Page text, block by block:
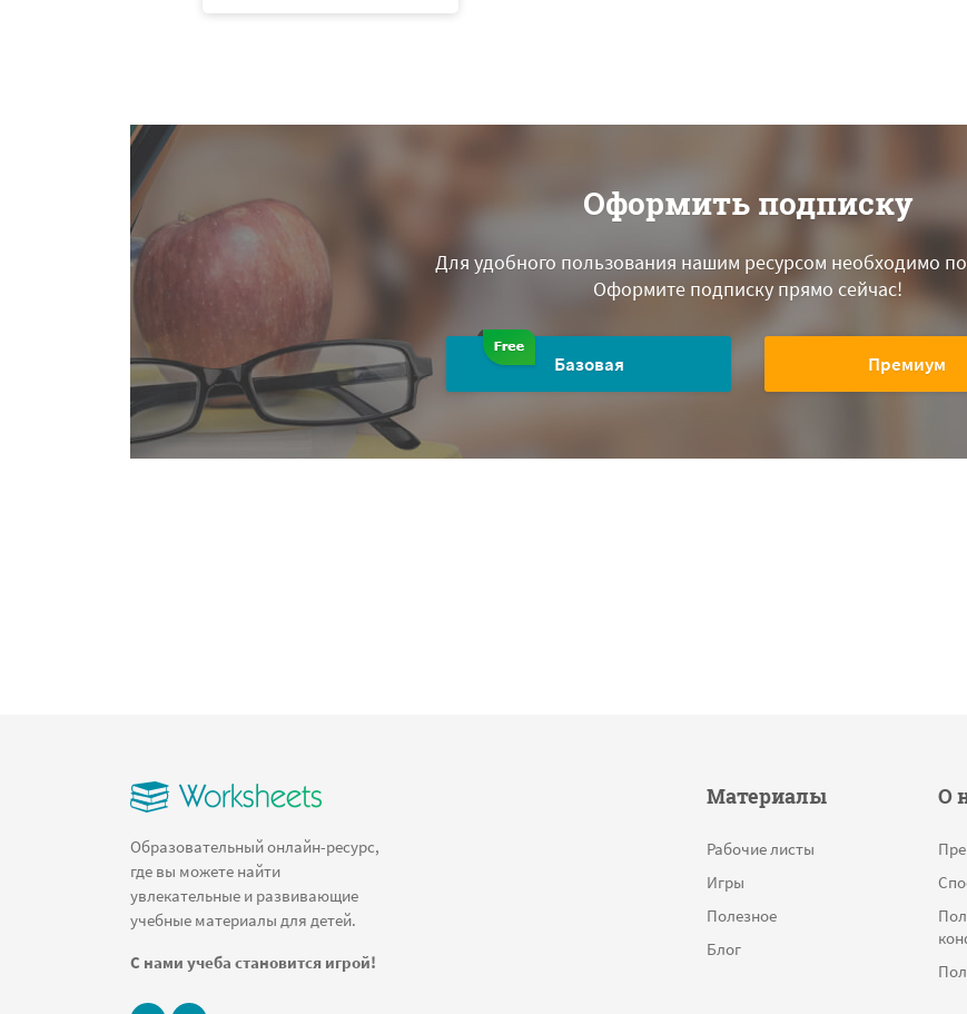
Оформить подписку
Для удобного пользования нашим ресурсом необходимо
Оформите подписку прямо сейчас!
Базовая Премиум
Образовательный онлайн-ресурс,
где вы можете найти
увлекательные и развивающие
учебные материалы для детей.
С нами учеба становится игрой!
Материалы
Рабочие листы
Игры
Полезное
Блог
О